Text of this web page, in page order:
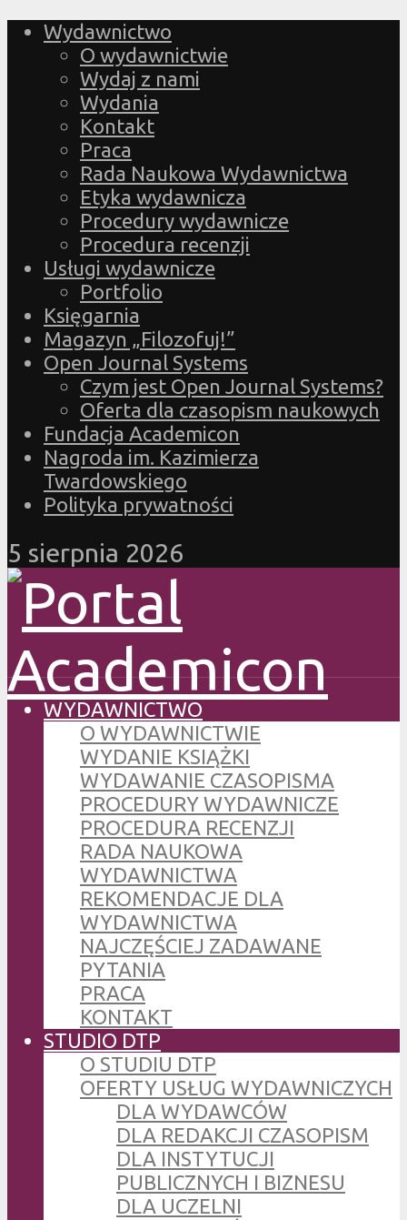
Wydawnictwo
O wydawnictwie
Wydaj z nami
Wydania
Kontakt
Praca
Rada Naukowa Wydawnictwa
Etyka wydawnicza
Procedury wydawnicze
Procedura recenzji
Usługi wydawnicze
Portfolio
Księgarnia
Magazyn „Filozofuj!”
Open Journal Systems
Czym jest Open Journal Systems?
Oferta dla czasopism naukowych
Fundacja Academicon
Nagroda im. Kazimierza
Twardowskiego
Polityka prywatności
5 sierpnia 2026
WYDAWNICTWO
O WYDAWNICTWIE
WYDANIE KSIĄŻKI
WYDAWANIE CZASOPISMA
PROCEDURY WYDAWNICZE
PROCEDURA RECENZJI
RADA NAUKOWA
WYDAWNICTWA
REKOMENDACJE DLA
WYDAWNICTWA
NAJCZĘŚCIEJ ZADAWANE
PYTANIA
PRACA
KONTAKT
STUDIO DTP
O STUDIU DTP
OFERTY USŁUG WYDAWNICZYCH
DLA WYDAWCÓW
DLA REDAKCJI CZASOPISM
DLA INSTYTUCJI
PUBLICZNYCH I BIZNESU
DLA UCZELNI